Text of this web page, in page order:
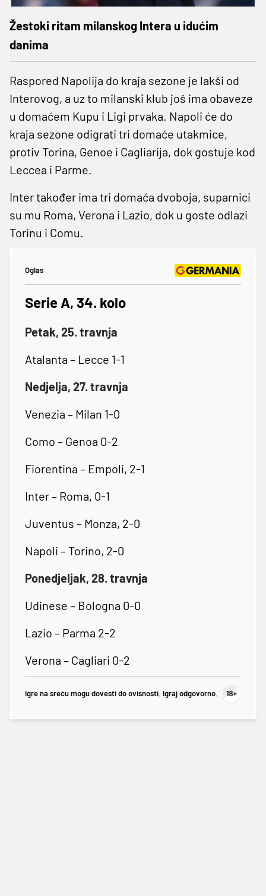
Žestoki ritam milanskog Intera u idućim
danima
Raspored Napolija do kraja sezone je lakši od
Interovog, a uz to milanski klub još ima obaveze
u domaćem Kupu i Ligi prvaka. Napoli će do
kraja sezone odigrati tri domaće utakmice,
protiv Torina, Genoe i Cagliarija, dok gostuje kod
Leccea i Parme.
Inter također ima tri domaća dvoboja, suparnici
su mu Roma, Verona i Lazio, dok u goste odlazi
Torinu i Comu.
Oglas
Serie A, 34. kolo
Petak, 25. travnja
Atalanta – Lecce 1-1
Nedjelja, 27. travnja
Venezia – Milan 1-0
Como – Genoa 0-2
Fiorentina – Empoli, 2-1
Inter – Roma, 0-1
Juventus – Monza, 2-0
Napoli – Torino, 2-0
Ponedjeljak, 28. travnja
Udinese – Bologna 0-0
Lazio – Parma 2-2
Verona – Cagliari 0-2
Igre na sreću mogu dovesti do ovisnosti. Igraj odgovorno.